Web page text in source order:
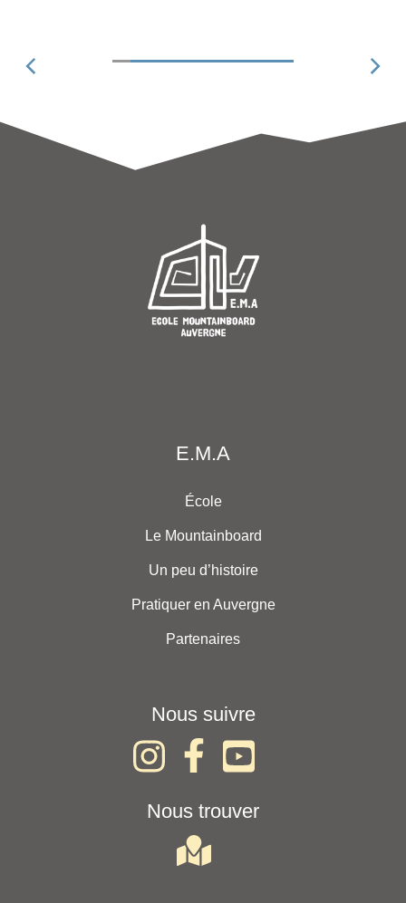
E.M.A
École
Le Mountainboard
Un peu d’histoire
Pratiquer en Auvergne
Partenaires
Nous suivre
Nous trouver